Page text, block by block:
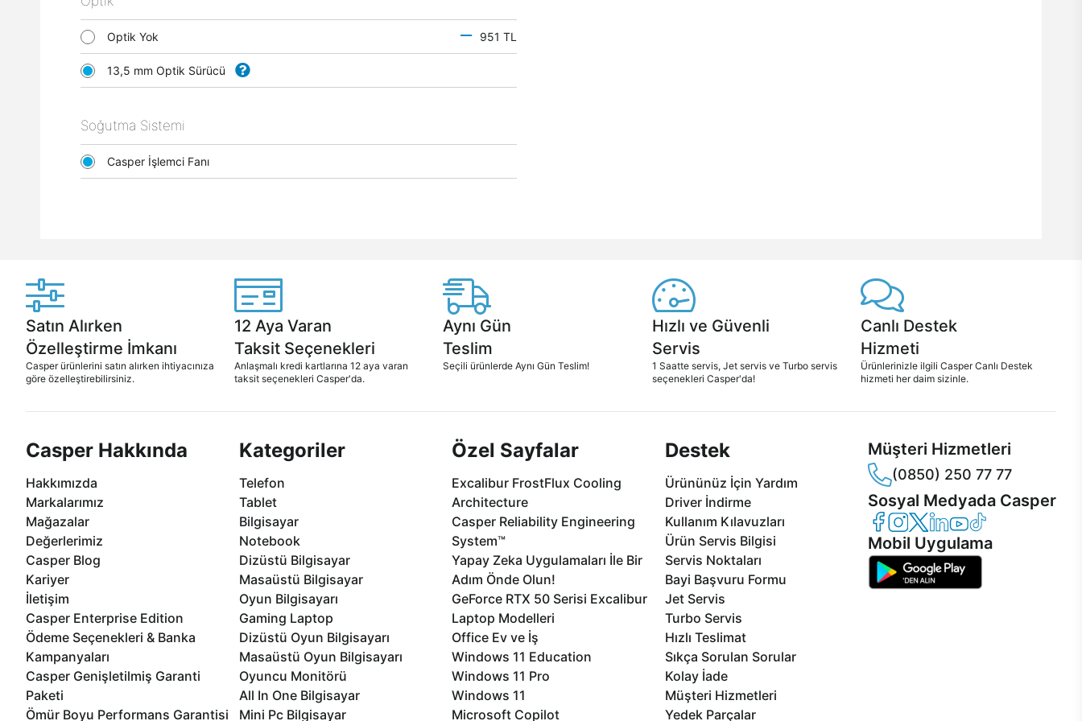
Optik Yok 951 TL
13,5 mm Optik Sürücü
Soğutma Sistemi
Casper İşlemci Fanı
Satın Alırken
Özelleştirme İmkanı
Casper ürünlerini satın alırken ihtiyacınıza
göre özelleştirebilirsiniz.
12 Aya Varan
Taksit Seçenekleri
Anlaşmalı kredi kartlarına 12 aya varan
taksit seçenekleri Casper'da.
Aynı Gün
Teslim
Seçili ürünlerde Aynı Gün Teslim!
Hızlı ve Güvenli
Servis
1 Saatte servis, Jet servis ve Turbo servis
seçenekleri Casper'da!
Canlı Destek
Hizmeti
Ürünlerinizle ilgili Casper Canlı Destek
hizmeti her daim sizinle.
Casper Hakkında
Hakkımızda
Markalarımız
Mağazalar
Değerlerimiz
Casper Blog
Kariyer
İletişim
Casper Enterprise Edition
Ödeme Seçenekleri & Banka
Kampanyaları
Casper Genişletilmiş Garanti
Paketi
Ömür Boyu Performans Garantisi
Kategoriler
Telefon
Tablet
Bilgisayar
Notebook
Dizüstü Bilgisayar
Masaüstü Bilgisayar
Oyun Bilgisayarı
Gaming Laptop
Dizüstü Oyun Bilgisayarı
Masaüstü Oyun Bilgisayarı
Oyuncu Monitörü
All In One Bilgisayar
Mini Pc Bilgisayar
Özel Sayfalar
Excalibur FrostFlux Cooling
Architecture
Casper Reliability Engineering
System™
Yapay Zeka Uygulamaları İle Bir
Adım Önde Olun!
GeForce RTX 50 Serisi Excalibur
Laptop Modelleri
Office Ev ve İş
Windows 11 Education
Windows 11 Pro
Windows 11
Microsoft Copilot
Destek
Ürününüz İçin Yardım
Driver İndirme
Kullanım Kılavuzları
Ürün Servis Bilgisi
Servis Noktaları
Bayi Başvuru Formu
Jet Servis
Turbo Servis
Hızlı Teslimat
Sıkça Sorulan Sorular
Kolay İade
Müşteri Hizmetleri
Yedek Parçalar
Müşteri Hizmetleri
(0850) 250 77 77
Sosyal Medyada Casper
Casper Facebook
Casper Instagram
Casper Twitter
Casper LinkedIn
Casper YouTube
Casper TikTok
Mobil Uygulama